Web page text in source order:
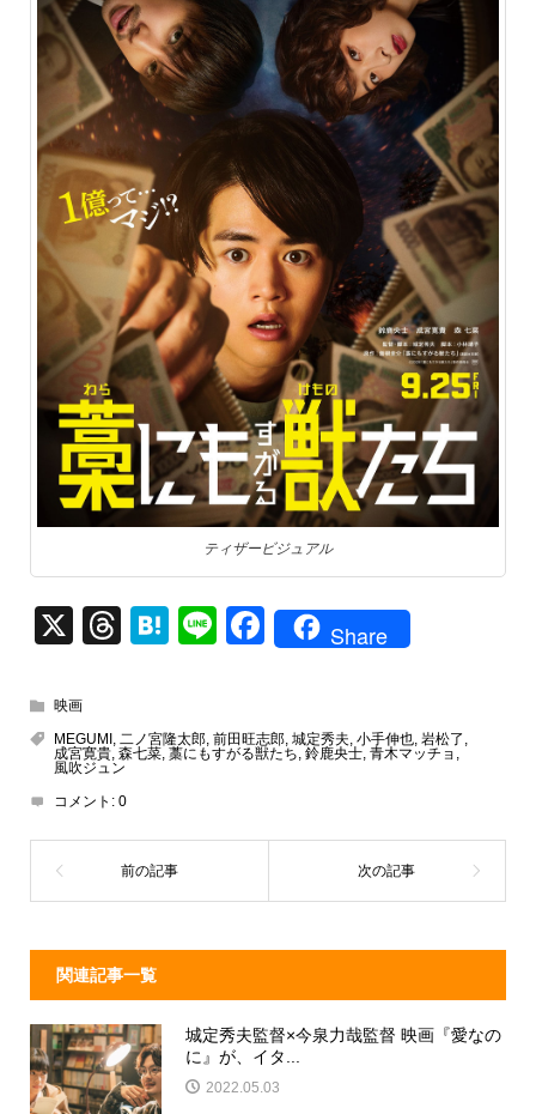
ティザービジュアル
X
T
a
d
s
H
n
Li
F
e
o
k
Share
映画
MEGUMI , 二ノ宮隆太郎, 前田旺志郎, 城定秀夫, 小手伸也, 岩松了 ,
成宮寛貴, 森七菜, 藁にもすがる獣たち, 鈴鹿央士, 青木マッチョ ,
風吹ジュン
コメント: 0
関連記事一覧
城定秀夫監督×今泉力哉監督 映画『愛なの
に』が、イタ...
2022.05.03